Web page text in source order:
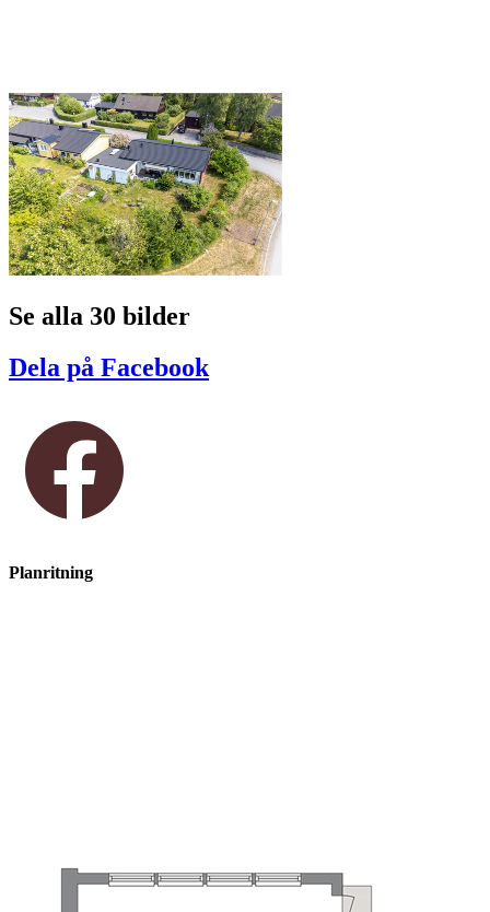
Se alla 30 bilder
Dela på Facebook
Planritning